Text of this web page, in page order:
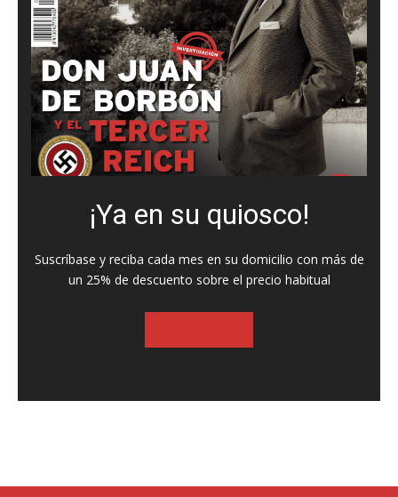
¡Ya en su quiosco!
Suscríbase y reciba cada mes en su domicilio con más de
un 25% de descuento sobre el precio habitual